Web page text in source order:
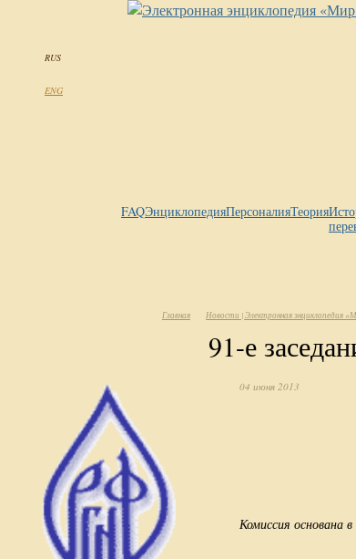
RUS
ENG
FAQЭнциклопедияПерсоналияТеория
Главная Новости | Электронная энциклопедия
91-е
04 июня 2013
Комиссия основана